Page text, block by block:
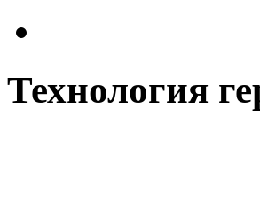
Технология